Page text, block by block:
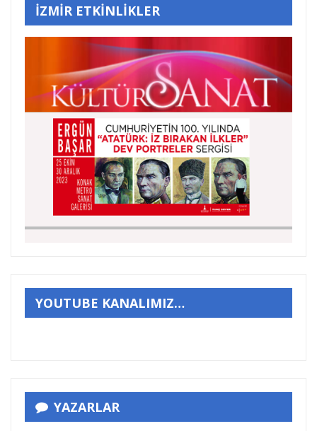
İZMİR ETKİNLİKLER
YOUTUBE KANALIMIZ…
YAZARLAR